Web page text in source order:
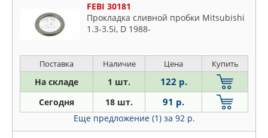
FEBI 30181
Прокладка сливной пробки Mitsubishi
1.3-3.5i, D 1988-
Поставка Наличие Цена Купить
На складе 1 шт. 122 р.
Сегодня 18 шт. 91 р.
Еще предложение (1) за 92 р.